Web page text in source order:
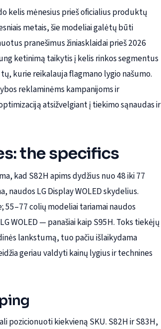
kelis mėnesius prieš oficialius produktų
metais, šie modeliai galėtų būti
pranešimus žiniasklaidai prieš 2026
ketinimą taikytis į kelis rinkos segmentus
kurie reikalauja flagmano lygio našumo.
reklaminėms kampanijoms ir
atsižvelgiant į tiekimo sąnaudas ir
the specifics
kad S82H apims dydžius nuo 48 iki 77
naudos LG Display WOLED skydelius.
55–77 colių modeliai tariamai naudos
WOLED — panašiai kaip S95H. Toks tiekėjų
lankstumą, tuo pačiu išlaikydama
geriau valdyti kainų lygius ir technines
pozicionuoti kiekvieną SKU. S82H ir S83H,